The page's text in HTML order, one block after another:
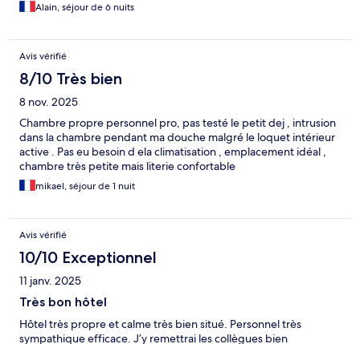
Alain, séjour de 6 nuits
Avis vérifié
8/10 Très bien
8 nov. 2025
Chambre propre personnel pro, pas testé le petit dej , intrusion
dans la chambre pendant ma douche malgré le loquet intérieur
active . Pas eu besoin d ela climatisation , emplacement idéal ,
chambre très petite mais literie confortable
mikael, séjour de 1 nuit
Avis vérifié
10/10 Exceptionnel
11 janv. 2025
Très bon hôtel
Hôtel très propre et calme très bien situé. Personnel très
sympathique efficace. J’y remettrai les collègues bien